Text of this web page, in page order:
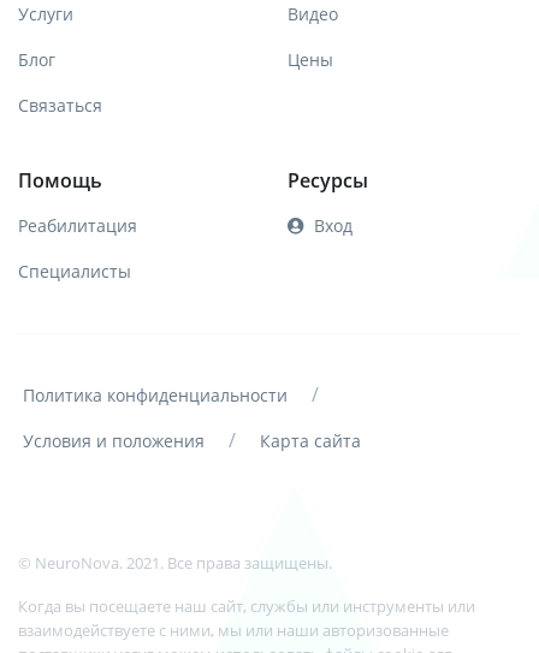
Услуги
Блог
Связаться
Видео
Цены
Помощь
Реабилитация
Специалисты
Ресурсы
Вход
Политика конфиденциальности /
Условия и положения / Карта сайта
© NeuroNova. 2021. Все права защищены.
Когда вы посещаете наш сайт, службы или инструменты или
взаимодействуете с ними, мы или наши авторизованные